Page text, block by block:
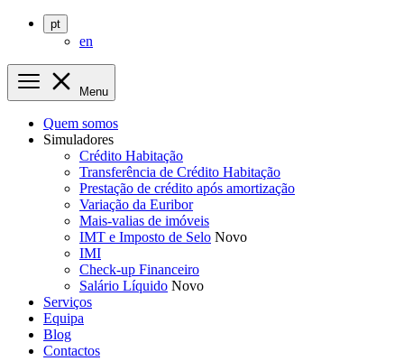
pt
en
Menu
Quem somos
Simuladores
Crédito Habitação
Transferência de Crédito Habitação
Prestação de crédito após amortização
Variação da Euribor
Mais-valias de imóveis
IMT e Imposto de Selo Novo
IMI
Check-up Financeiro
Salário Líquido Novo
Serviços
Equipa
Blog
Contactos